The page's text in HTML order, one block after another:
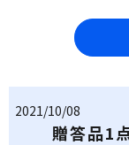
2021/10/08
贈答品1